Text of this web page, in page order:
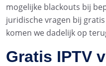
mogelijke blackouts bij
juridische vragen bij
komen we dadelijk op
Gratis IPTV